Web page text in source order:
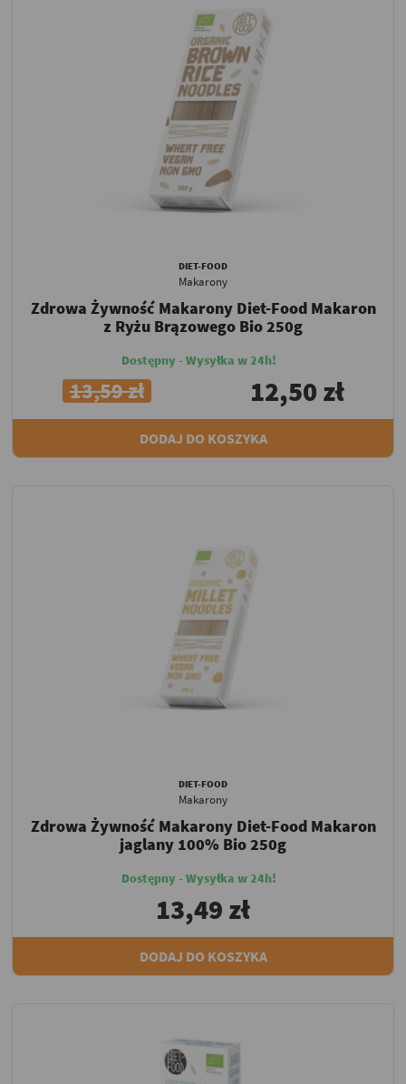
DIET-FOOD
Makarony
Zdrowa Żywność Makarony Diet-Food Makaron
z Ryżu Brązowego Bio 250g
Dostępny - Wysyłka w 24h!
13,59 zł 12,50 zł
DODAJ DO KOSZYKA
DIET-FOOD
Makarony
Zdrowa Żywność Makarony Diet-Food Makaron
jaglany 100% Bio 250g
Dostępny - Wysyłka w 24h!
13,49 zł
DODAJ DO KOSZYKA